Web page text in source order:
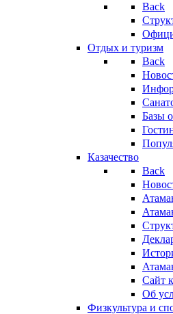
Back
Отдых и туризм
Back
Базы
Казачество
Back
Cайт
Об
Физкультура и